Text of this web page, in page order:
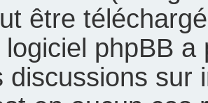
être
logiciel phpBB
discussions sur